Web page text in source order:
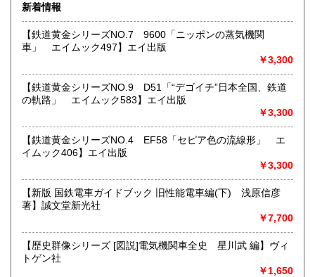
沖縄県
★★ご質問、ご要望はご注文前にお問合せ下さい。★★
★★電話・FAXでの在庫、状態確認及びご注文には対応しま
せん。
すべての方にメールでのお問い合わせを御案内してい
★★メールでのお問い合わせは、用件のみの場合スパムメー
ルと判断して返信いたしません。お名前もお願いいたしま
沿線名：★★電話・FAXでの在庫、状態確認及びご注文には
対応しません。お電話を頂いてもすべての方にメールでのお
営業時間：(平日)10:00-17:00
定休日：土日祝休/臨時休業有
★出張買取・郵送買取(※要事前相談)致します。
お気軽にご相談ください。
新着情報
【鉄道黄金シリーズNO.7 9600「ニッポンの蒸気機関
車」 エイムック497】エイ出版
￥3,300
【鉄道黄金シリーズNO.9 D51「“デゴイチ”日本全国、鉄道
の軌路」 エイムック583】エイ出版
￥3,300
【鉄道黄金シリーズNO.4 EF58「セピア色の流線形」 エ
イムック406】エイ出版
￥3,300
【新版 国鉄電車ガイドブック 旧性能電車編(下) 浅原信彦
著】誠文堂新光社
￥7,700
【歴史群像シリーズ [図説]電気機関車全史 星川武 編】ヴィ
トゲン社
￥1,650